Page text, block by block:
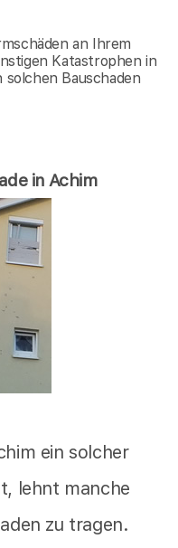
an Ihrem
Katastrophen in
Bauschaden
in Achim
ein solcher
lehnt manche
zu tragen.